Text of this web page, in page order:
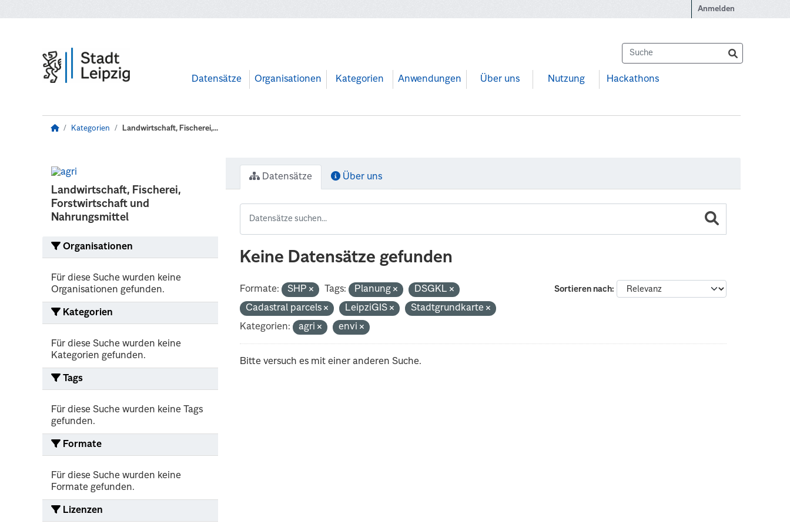
Anmelden
Datensätze Organisationen Kategorien Anwendungen Über uns Nutzung Hackathons
Kategorien Landwirtschaft, Fischerei,...
Landwirtschaft, Fischerei,
Forstwirtschaft und
Nahrungsmittel
Organisationen
Für diese Suche wurden keine
Organisationen gefunden.
Kategorien
Für diese Suche wurden keine
Kategorien gefunden.
Tags
Für diese Suche wurden keine Tags
gefunden.
Formate
Für diese Suche wurden keine
Formate gefunden.
Lizenzen
Datensätze Über uns
Keine Datensätze gefunden
Sortieren nach
Formate: SHP Tags: Planung
DSGKL
Cadastral parcels
LeipziGIS
Stadtgrundkarte
Kategorien:
agri envi
Bitte versuch es mit einer anderen Suche.